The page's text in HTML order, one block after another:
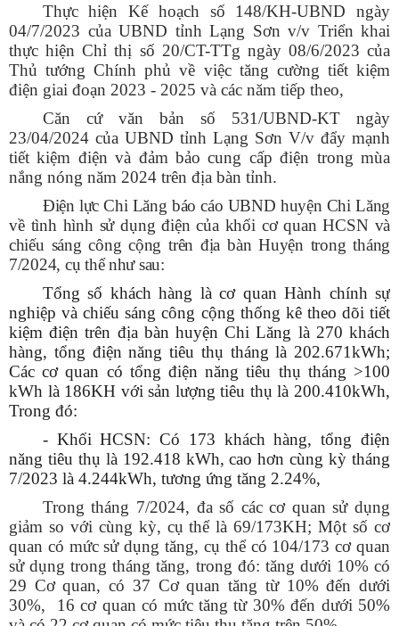
Thực hiện Kế hoạch số 148/KH-UBND ngày
04/7/2023 của UBND tỉnh Lạng Sơn v/v Triển khai
thực hiện Chỉ thị số 20/CT-TTg ngày 08/6/2023 của
Thủ tướng Chính phủ về việc tăng cường tiết kiệm
điện giai đoạn 2023 - 2025 và các năm tiếp theo,
Căn cứ văn bản số 531/UBND-KT ngày
23/04/2024 của UBND tỉnh Lạng Sơn V/v đẩy mạnh
tiết kiệm điện và đảm bảo cung cấp điện trong mùa
nắng nóng năm 2024 trên địa bàn tỉnh.
Điện lực Chi Lăng báo cáo UBND huyện Chi Lăng
về tình hình sử dụng điện của khối cơ quan HCSN và
chiếu sáng công cộng trên địa bàn Huyện trong tháng
7/2024, cụ thể như sau:
Tổng số khách hàng là cơ quan Hành chính sự
nghiệp và chiếu sáng công cộng thống kê theo dõi tiết
kiệm điện trên địa bàn huyện Chi Lăng là 270 khách
hàng, tổng điện năng tiêu thụ tháng là 202.671kWh;
Các cơ quan có tổng điện năng tiêu thụ tháng >100
kWh là 186KH với sản lượng tiêu thụ là 200.410kWh,
Trong đó:
- Khối HCSN: Có 173 khách hàng, tổng điện
năng tiêu thụ là 192.418 kWh, cao hơn cùng kỳ tháng
7/2023 là 4.244kWh, tương ứng tăng 2.24%,
Trong tháng 7/2024, đa số các cơ quan sử dụng
giảm so với cùng kỳ, cụ thể là 69/173KH; Một số cơ
quan có mức sử dụng tăng, cụ thể có 104/173 cơ quan
sử dụng trong tháng tăng, trong đó: tăng dưới 10% có
29 Cơ quan, có 37 Cơ quan tăng từ 10% đến dưới
30%, 16 cơ quan có mức tăng từ 30% đến dưới 50%